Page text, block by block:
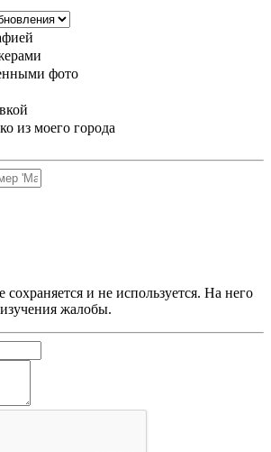
фото
из моего города
и не используется. На него
жалобы.